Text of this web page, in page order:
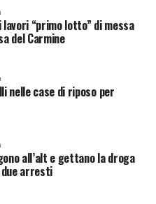
“primo lotto” di messa
del Carmine
nelle case di riposo per
all’alt e gettano la droga
due arresti